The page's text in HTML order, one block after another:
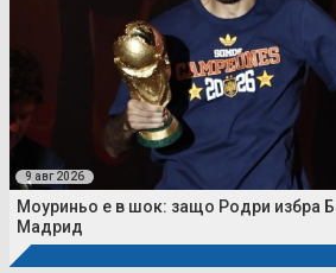
9 авг 2026
Моуриньо е в шок: защо Родри избра
Мадрид